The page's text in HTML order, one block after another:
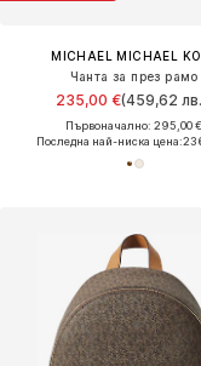
MICHAEL MICHAEL
Чанта за през рамо
235,00 €(459,62
Първоначално: 295,00 €
Последна най-ниска цена: